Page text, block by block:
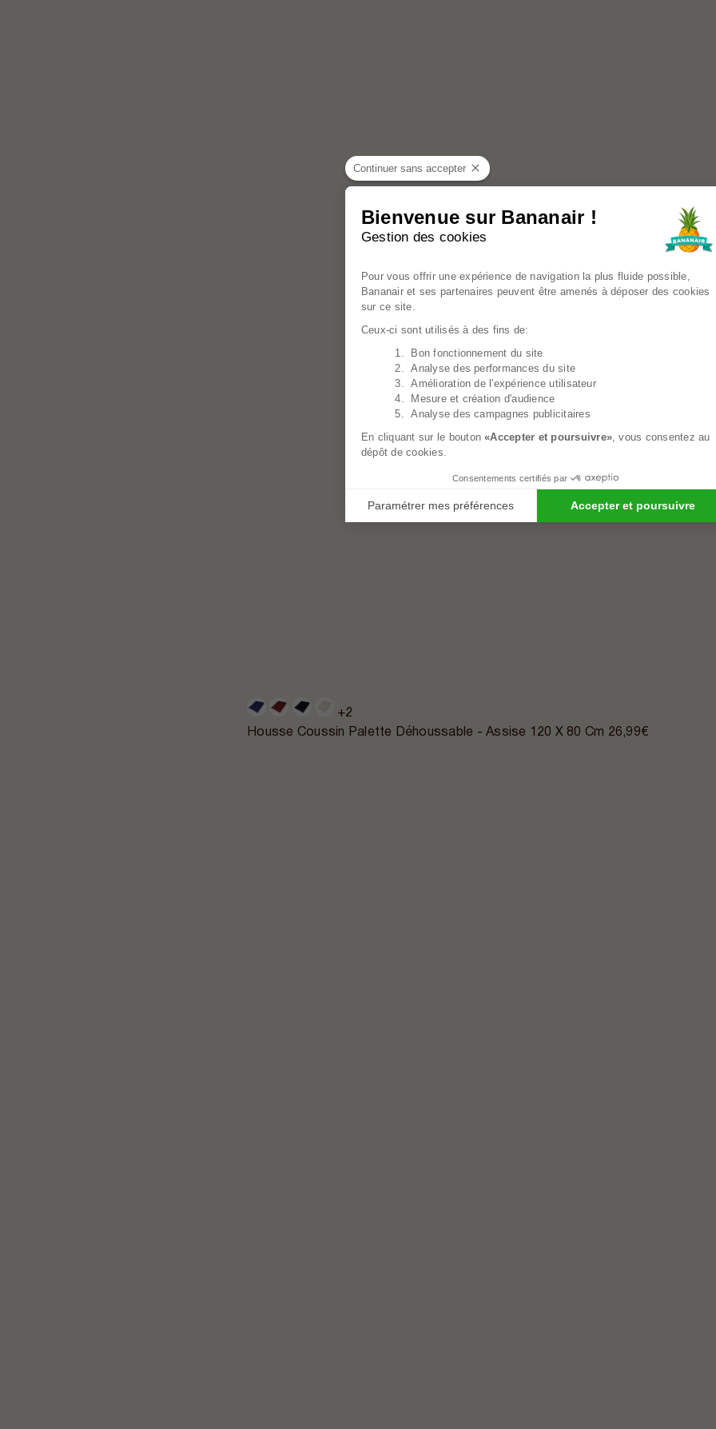
+2
Housse Coussin Palette Déhoussable - Assise 120 X 80 Cm 26,99€
Continuer sans accepter
Bienvenue sur Bananair !
Gestion des cookies
Plateforme de Gestion du
Pour vous offrir une expérience de navigation la plus fluide possible,
Bananair et ses partenaires peuvent être amenés à déposer des cookies
sur ce site.
Ceux-ci sont utilisés à des fins de:
1. Bon fonctionnement du site
2. Analyse des performances du site
3. Amélioration de l'expérience utilisateur
4. Mesure et création d'audience
5. Analyse des campagnes publicitaires
En cliquant sur le bouton«Accepter et poursuivre» , vous consentez au
dépôt de cookies.
Consentements certifiés par
Paramétrer mes préférences Accepter et poursuivre
Axeptio consent